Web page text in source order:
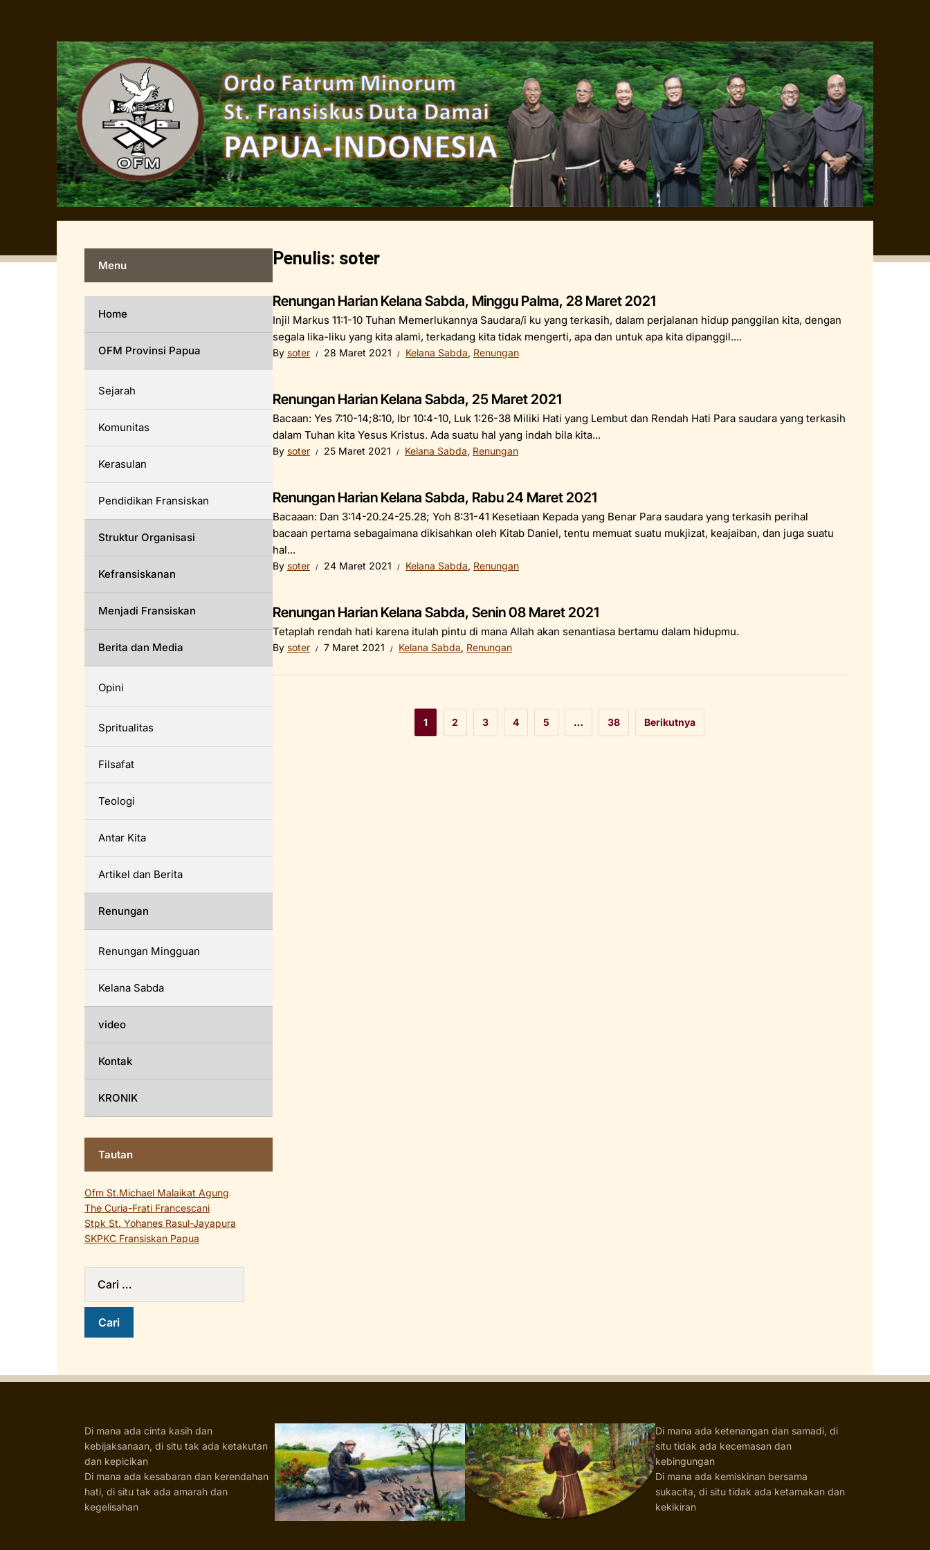
Penulis: soter
Renungan Harian Kelana Sabda, Minggu Palma, 28 Maret 2021
Injil Markus 11:1-10 Tuhan Memerlukannya Saudara/i ku yang terkasih, dalam perjalanan hidup panggilan kita, dengan
segala lika-liku yang kita alami, terkadang kita tidak mengerti, apa dan untuk apa kita dipanggil....
By soter 28 Maret 2021 Kelana Sabda, Renungan
Renungan Harian Kelana Sabda, 25 Maret 2021
Bacaan: Yes 7:10-14;8:10, Ibr 10:4-10, Luk 1:26-38 Miliki Hati yang Lembut dan Rendah Hati Para saudara yang terkasih
dalam Tuhan kita Yesus Kristus. Ada suatu hal yang indah bila kita...
By soter 25 Maret 2021 Kelana Sabda, Renungan
Renungan Harian Kelana Sabda, Rabu 24 Maret 2021
Bacaaan: Dan 3:14-20.24-25.28; Yoh 8:31-41 Kesetiaan Kepada yang Benar Para saudara yang terkasih perihal
bacaan pertama sebagaimana dikisahkan oleh Kitab Daniel, tentu memuat suatu mukjizat, keajaiban, dan juga suatu
hal...
By soter 24 Maret 2021 Kelana Sabda, Renungan
Renungan Harian Kelana Sabda, Senin 08 Maret 2021
Tetaplah rendah hati karena itulah pintu di mana Allah akan senantiasa bertamu dalam hidupmu.
By soter 7 Maret 2021 Kelana Sabda, Renungan
1 2 3 4 5 … 38 Berikutnya
Menu
Home
OFM Provinsi Papua
Sejarah
Komunitas
Kerasulan
Pendidikan Fransiskan
Struktur Organisasi
Kefransiskanan
Menjadi Fransiskan
Berita dan Media
Opini
Spritualitas
Filsafat
Teologi
Antar Kita
Artikel dan Berita
Renungan
Renungan Mingguan
Kelana Sabda
video
Kontak
KRONIK
Tautan
Ofm St.Michael Malaikat Agung
The Curia-Frati Francescani
Stpk St. Yohanes Rasul-Jayapura
SKPKC Fransiskan Papua
Di mana ada cinta kasih dan
kebijaksanaan, di situ tak ada ketakutan
dan kepicikan
Di mana ada kesabaran dan kerendahan
hati, di situ tak ada amarah dan
kegelisahan
Di mana ada ketenangan dan samadi, di
situ tidak ada kecemasan dan
kebingungan
Di mana ada kemiskinan bersama
sukacita, di situ tidak ada ketamakan dan
kekikiran